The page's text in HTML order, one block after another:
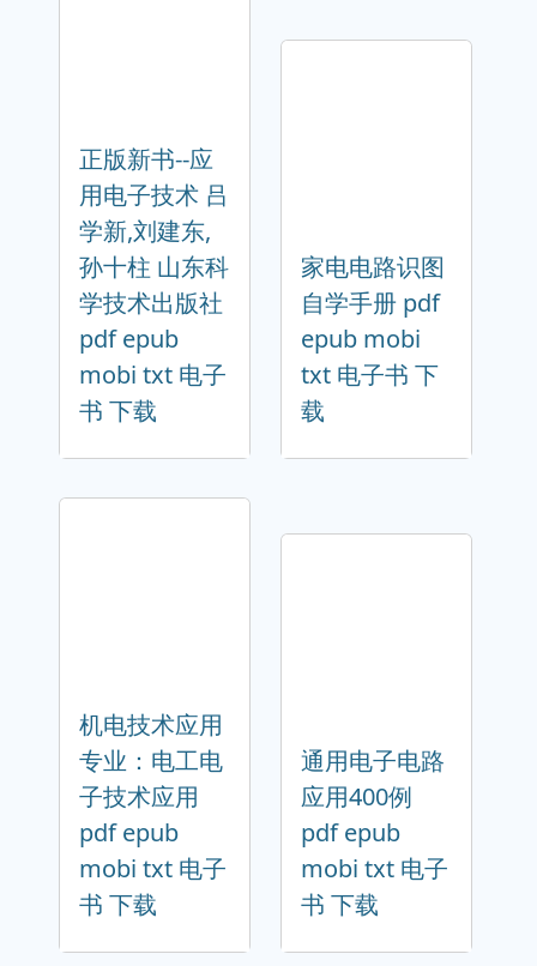
正版新书--应
用电子技术 吕
学新,刘建东,
孙十柱 山东科
学技术出版社
pdf epub
mobi txt 电子
书 下载
家电电路识图
自学手册 pdf
epub mobi
txt 电子书 下
载
机电技术应用
专业：电工电
子技术应用
pdf epub
mobi txt 电子
书 下载
通用电子电路
应用400例
pdf epub
mobi txt 电子
书 下载